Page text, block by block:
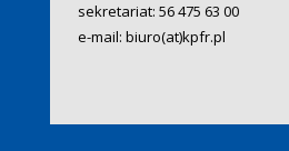
sekretariat: 56 475 63 00
e-mail: biuro(at)kpfr.pl